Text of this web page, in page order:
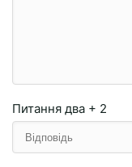
Питання два + 2